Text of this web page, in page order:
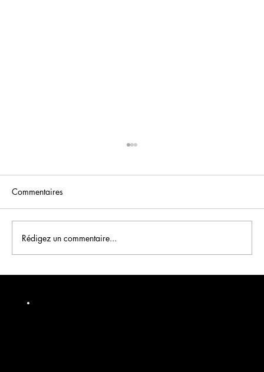
Commentaires
Rédigez un commentaire...